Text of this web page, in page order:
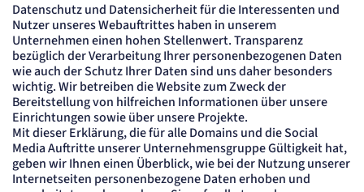
Datenschutz und Datensicherheit für die Interessenten und
Nutzer unseres Webauftrittes haben in unserem
Unternehmen einen hohen Stellenwert. Transparenz
bezüglich der Verarbeitung Ihrer personenbezogenen Daten
wie auch der Schutz Ihrer Daten sind uns daher besonders
wichtig. Wir betreiben die Website zum Zweck der
Bereitstellung von hilfreichen Informationen über unsere
Einrichtungen sowie über unsere Projekte.
Mit dieser Erklärung, die für alle Domains und die Social
Media Auftritte unserer Unternehmensgruppe Gültigkeit hat,
geben wir Ihnen einen Überblick, wie bei der Nutzung unserer
Internetseiten personenbezogene Daten erhoben und